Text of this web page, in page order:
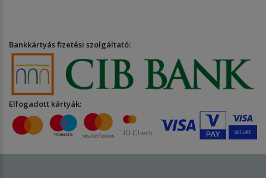
Bankkártyás fizetési szolgáltató:
Elfogadott kártyák: